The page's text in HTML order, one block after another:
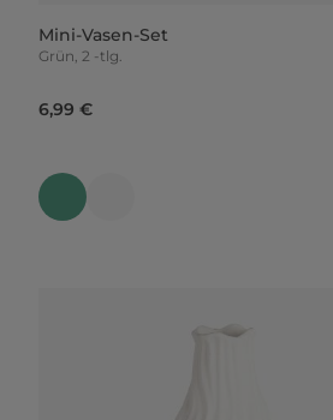
Mini-Vasen-Set
Grün, 2 -tlg.
6,99 €